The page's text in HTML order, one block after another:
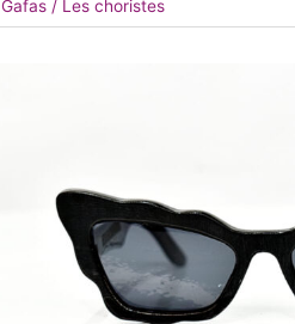
Gafas / Les choristes